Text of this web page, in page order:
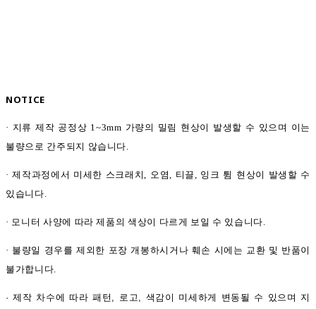
NOTICE
· 지류 제작 공정상 1~3mm 가량의 밀림 현상이 발생할 수 있으며 이는
불량으로 간주되지 않습니다.
· 제작과정에서 미세한 스크래치, 오염, 티끌, 잉크 튐 현상이 발생할 수
있습니다.
· 모니터 사양에 따라 제품의 색상이 다르게 보일 수 있습니다.
· 불량일 경우를 제외한 포장 개봉하시거나 훼손 시에는 교환 및 반품이
불가합니다.
· 제작 차수에 따라 패턴, 로고, 색감이 미세하게 변동될 수 있으며 지